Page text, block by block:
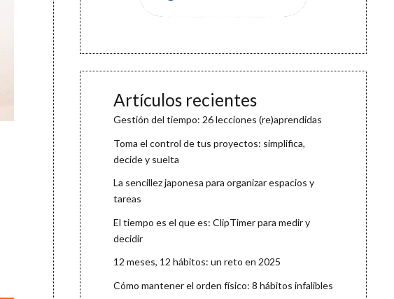
Artículos recientes
Gestión del tiempo: 26 lecciones (re)aprendidas
Toma el control de tus proyectos: simplifica,
decide y suelta
La sencillez japonesa para organizar espacios y
tareas
El tiempo es el que es: ClipTimer para medir y
decidir
12 meses, 12 hábitos: un reto en 2025
Cómo mantener el orden físico: 8 hábitos infalibles